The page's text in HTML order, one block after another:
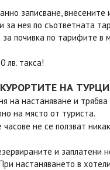
записване, внесените
за нея по съответната
почивка по тарифите в
лв. такса!
НА
на настаняване и
на място от туриста.
не се ползват
и заплатени
настаняването в